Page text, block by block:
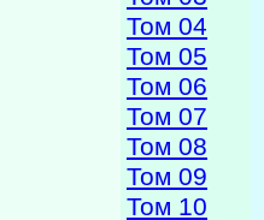
Том 04
Том 05
Том 06
Том 07
Том 08
Том 09
Том 10